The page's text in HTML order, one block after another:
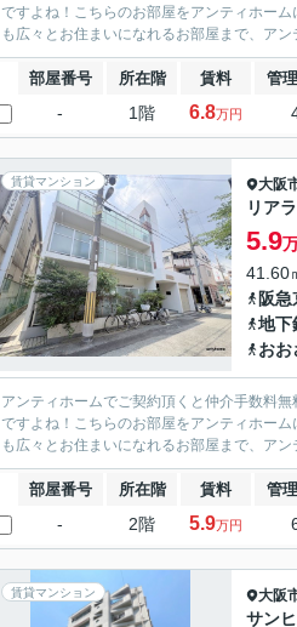
ですよね！こちらのお部屋をアンティホー
も広々とお住まいになれるお部屋まで、アン
部屋番号 所在階 賃料 管
- 1階 6.8万円
賃貸マンション 大阪
リア
5.9
41.60
阪
地下
おお
アンティホームでご契約頂くと仲介手数料
ですよね！こちらのお部屋をアンティホー
も広々とお住まいになれるお部屋まで、アン
部屋番号 所在階 賃料 管
- 2階 5.9万円
賃貸マンション 大阪
サン